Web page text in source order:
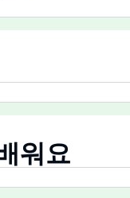
워요